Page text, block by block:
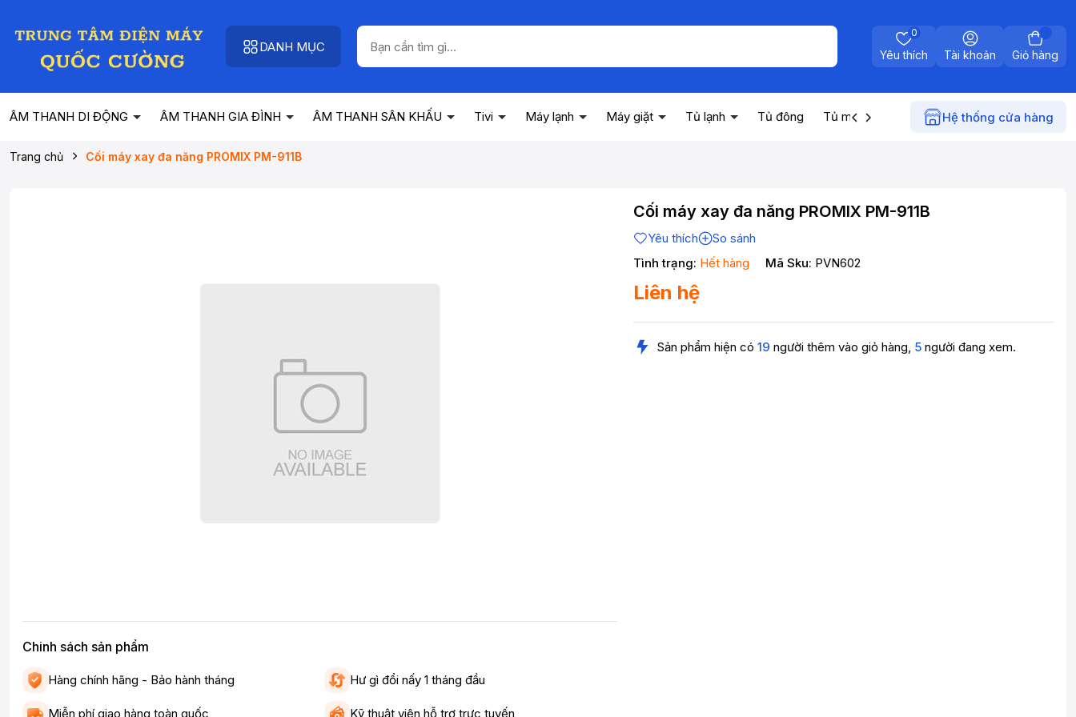
DANH MỤC
Yêu thích
0
Tài khoản Giỏ hàng
ÂM THANH DI ĐỘNG ÂM THANH GIA ĐÌNH ÂM THANH SÂN KHẤU Tivi Máy lạnh Máy giặt Tủ lạnh Tủ đông Tủ mát Máy nước nóng Điện gia
Hệ thống cửa hàng
Trang chủ Cối máy xay đa năng PROMIX PM-911B
Chinh sách sản phẩm
Hàng chính hãng - Bảo hành tháng Hư gì đổi nấy 1 tháng đầu
Miễn phí giao hàng toàn quốc Kỹ thuật viên hỗ trợ trực tuyến
Cối máy xay đa năng PROMIX PM-911B
Yêu thích
So sánh
Tình trạng: Hết hàng Mã Sku: PVN602
Liên hệ
Sản phẩm hiện có 19 người thêm vào giỏ hàng, 5 người đang xem.